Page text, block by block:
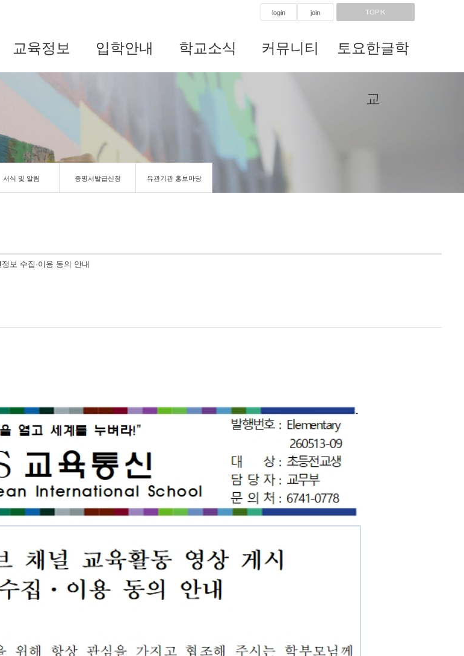
login join TOPIK
교육정보 입학안내 학교소식 커뮤니티 토요한글학
교
서식 및 알림 증명서발급신청 유관기관 홍보마당
보 수집·이용 동의 안내